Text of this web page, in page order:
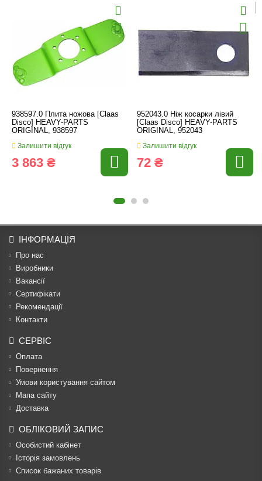
938597.0 Плита ножова [Claas
Disco] HEAVY-PARTS
ORIGINAL, 938597
Залишити відгук
3 863 ₴
952043.0 Ніж косарки лівий
[Claas Disco] HEAVY-PARTS
ORIGINAL, 952043
Залишити відгук
72 ₴
ІНФОРМАЦІЯ
Про нас
Виробники
Вакансії
Сертифікати
Рекомендації
Контакти
СЕРВІС
Оплата
Повернення
Умови користування сайтом
Мапа сайту
Доставка
ОБЛІКОВИЙ ЗАПИС
Особистий кабінет
Історія замовлень
Список бажаних товарів